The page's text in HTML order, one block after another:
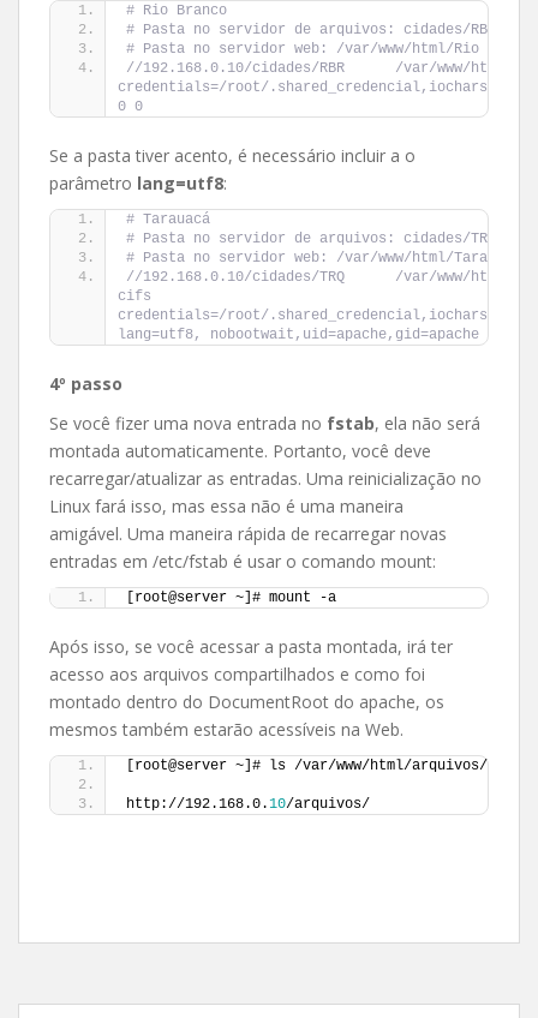
# Rio Branco
# Pasta no servidor de arquivos: cidades/RBR
# Pasta no servidor web: /var/www/html/Rio Branco
//192.168.0.10/cidades/RBR      /var/www/html/
credentials=/root/
0 0
Se a pasta tiver acento, é necessário incluir a o
parâmetro lang=utf8:
# Tarauacá
# Pasta no servidor de arquivos: cidades/TRQ
# Pasta no servidor web: /var/www/html/Tarauacá
//192.168.0.10/cidades/TRQ      /var/www/html/
cifs
credentials=/root/
lang=utf8, nobootwait,uid=apache,gid=apache 0 0
4º passo
Se você fizer uma nova entrada no fstab, ela não será
montada automaticamente. Portanto, você deve
recarregar/atualizar as entradas. Uma reinicialização no
Linux fará isso, mas essa não é uma maneira
amigável. Uma maneira rápida de recarregar novas
entradas em /etc/fstab é usar o comando mount:
[root@server ~]# mount -a
Após isso, se você acessar a pasta montada, irá ter
acesso aos arquivos compartilhados e como foi
montado dentro do DocumentRoot do apache, os
mesmos também estarão acessíveis na Web.
[root@server ~]# ls /var/www/html/arquivos/
http://192.168.0.10/arquivos/